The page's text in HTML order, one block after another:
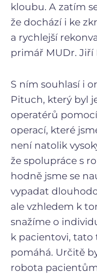
kloubu. A zatím
že dochází i ke
a rychlejší
primář MUDr. Jiří
S ním souhlasí i
Pituch, který byl
operatérů
operací, které
není natolik
že spolupráce s
hodně jsme se
vypadat
ale vzhledem k
snažíme o
k pacientovi,
pomáhá. Určitě
robota